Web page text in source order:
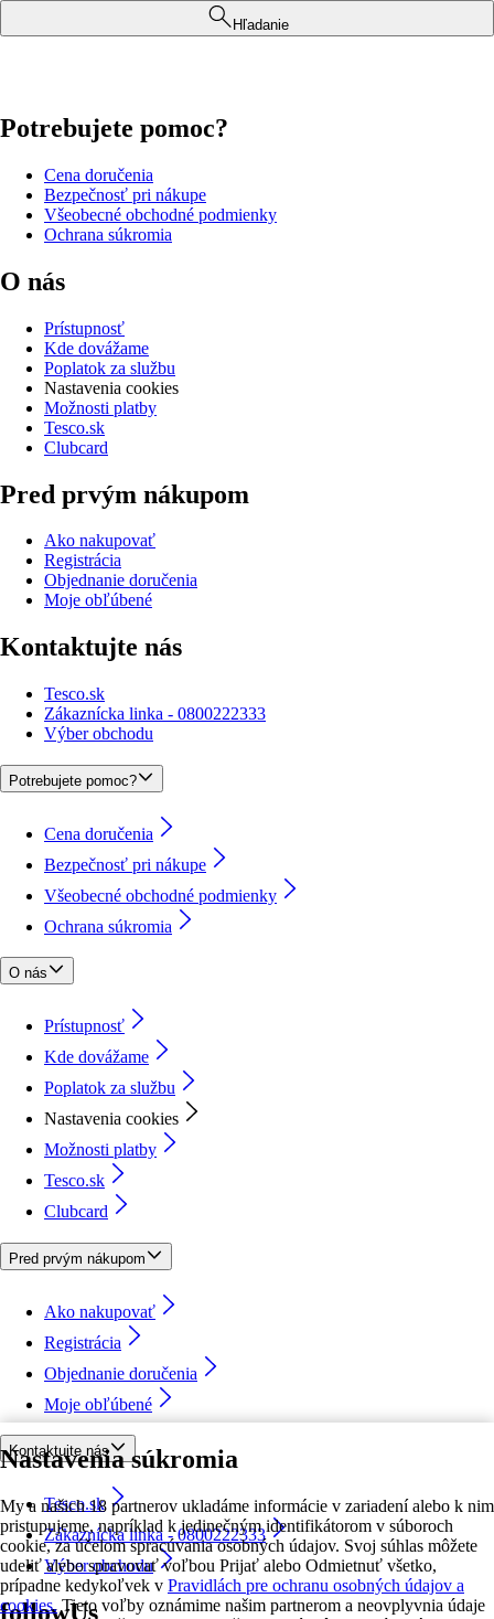
Nastavenia súkromia
My a našich 18 partnerov ukladáme informácie v zariadení alebo k nim
pristupujeme, napríklad k jedinečným identifikátorom v súboroch
cookie, za účelom spracúvania osobných údajov. Svoj súhlas môžete
udeliť alebo spravovať voľbou Prijať alebo Odmietnuť všetko,
prípadne kedykoľvek v Pravidlách pre ochranu osobných údajov a
cookies. Tieto voľby oznámime našim partnerom a neovplyvnia údaje
Hľadanie
Potrebujete pomoc?
Cena doručenia
Bezpečnosť pri nákupe
Všeobecné obchodné podmienky
Ochrana súkromia
O nás
Prístupnosť
Kde dovážame
Poplatok za službu
Nastavenia cookies
Možnosti platby
Tesco.sk
Clubcard
Pred prvým nákupom
Ako nakupovať
Registrácia
Objednanie doručenia
Moje obľúbené
Kontaktujte nás
Tesco.sk
Zákaznícka linka - 0800222333
Výber obchodu
Potrebujete pomoc?
Cena doručenia
Bezpečnosť pri nákupe
Všeobecné obchodné podmienky
Ochrana súkromia
O nás
Prístupnosť
Kde dovážame
Poplatok za službu
Nastavenia cookies
Možnosti platby
Tesco.sk
Clubcard
Pred prvým nákupom
Ako nakupovať
Registrácia
Objednanie doručenia
Moje obľúbené
Kontaktujte nás
Tesco.sk
Zákaznícka linka - 0800222333
Výber obchodu
followUs